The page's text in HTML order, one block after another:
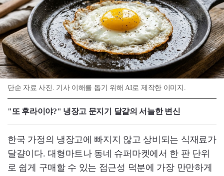
단순 자료 사진. 기사 이해를 돕기 위해 AI로 제작한 이미지.
"또 후라이야?" 냉장고 문지기 달걀의 서늘한 변신
한국 가정의 냉장고에 빠지지 않고 상비되는 식재료가
달걀이다. 대형마트나 동네 슈퍼마켓에서 한 판 단위
로 쉽게 구매할 수 있는 접근성 덕분에 가장 만만하게